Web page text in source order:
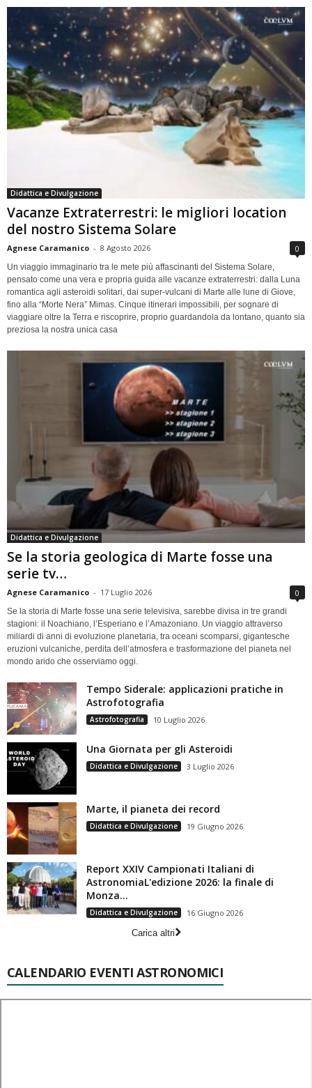
Didattica e Divulgazione
Vacanze Extraterrestri: le migliori location
del nostro Sistema Solare
Agnese Caramanico - 8 Agosto 2026 0
Un viaggio immaginario tra le mete più affascinanti del Sistema Solare,
pensato come una vera e propria guida alle vacanze extraterrestri: dalla Luna
romantica agli asteroidi solitari, dai super-vulcani di Marte alle lune di Giove,
fino alla “Morte Nera” Mimas. Cinque itinerari impossibili, per sognare di
viaggiare oltre la Terra e riscoprire, proprio guardandola da lontano, quanto sia
preziosa la nostra unica casa
Didattica e Divulgazione
Se la storia geologica di Marte fosse una
serie tv…
Agnese Caramanico - 17 Luglio 2026 0
Se la storia di Marte fosse una serie televisiva, sarebbe divisa in tre grandi
stagioni: il Noachiano, l’Esperiano e l’Amazoniano. Un viaggio attraverso
miliardi di anni di evoluzione planetaria, tra oceani scomparsi, gigantesche
eruzioni vulcaniche, perdita dell’atmosfera e trasformazione del pianeta nel
mondo arido che osserviamo oggi.
Tempo Siderale: applicazioni pratiche in
Astrofotografia
Astrofotografia 10 Luglio 2026
Una Giornata per gli Asteroidi
Didattica e Divulgazione 3 Luglio 2026
Marte, il pianeta dei record
Didattica e Divulgazione 19 Giugno 2026
Report XXIV Campionati Italiani di
AstronomiaL'edizione 2026: la finale di
Monza...
Didattica e Divulgazione
16 Giugno 2026
Carica altri
CALENDARIO EVENTI ASTRONOMICI